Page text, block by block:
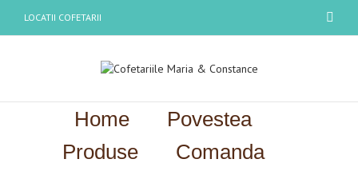
LOCATII COFETARII
Home
Povestea
Produse
Comanda